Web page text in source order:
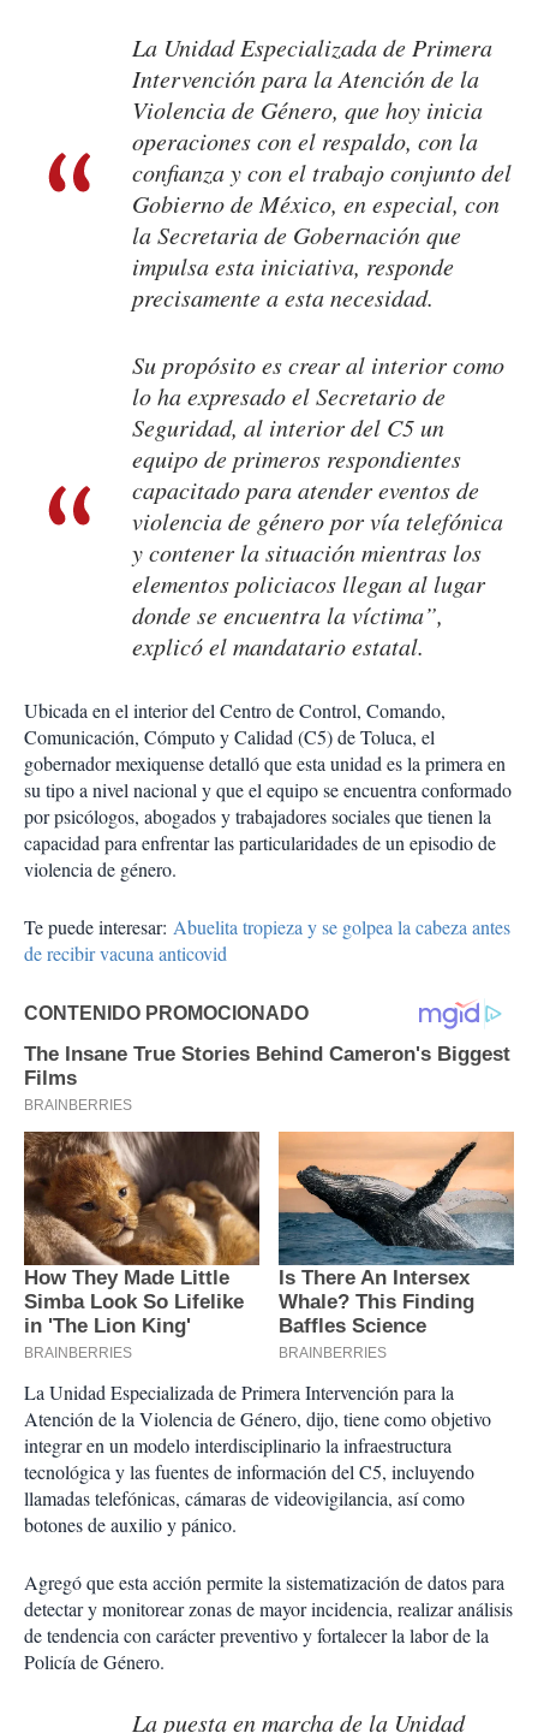
La Unidad Especializada de Primera
Intervención para la Atención de la
Violencia de Género, que hoy inicia
operaciones con el respaldo, con la
confianza y con el trabajo conjunto del
Gobierno de México, en especial, con
la Secretaria de Gobernación que
impulsa esta iniciativa, responde
precisamente a esta necesidad.
Su propósito es crear al interior como
lo ha expresado el Secretario de
Seguridad, al interior del C5 un
equipo de primeros respondientes
capacitado para atender eventos de
violencia de género por vía telefónica
y contener la situación mientras los
elementos policiacos llegan al lugar
donde se encuentra la víctima”,
explicó el mandatario estatal.
Ubicada en el interior del Centro de Control, Comando,
Comunicación, Cómputo y Calidad (C5) de Toluca, el
gobernador mexiquense detalló que esta unidad es la primera en
su tipo a nivel nacional y que el equipo se encuentra conformado
por psicólogos, abogados y trabajadores sociales que tienen la
capacidad para enfrentar las particularidades de un episodio de
violencia de género.
Te puede interesar: Abuelita tropieza y se golpea la cabeza antes
de recibir vacuna anticovid
La Unidad Especializada de Primera Intervención para la
Atención de la Violencia de Género, dijo, tiene como objetivo
integrar en un modelo interdisciplinario la infraestructura
tecnológica y las fuentes de información del C5, incluyendo
llamadas telefónicas, cámaras de videovigilancia, así como
botones de auxilio y pánico.
Agregó que esta acción permite la sistematización de datos para
detectar y monitorear zonas de mayor incidencia, realizar análisis
de tendencia con carácter preventivo y fortalecer la labor de la
Policía de Género.
La puesta en marcha de la Unidad